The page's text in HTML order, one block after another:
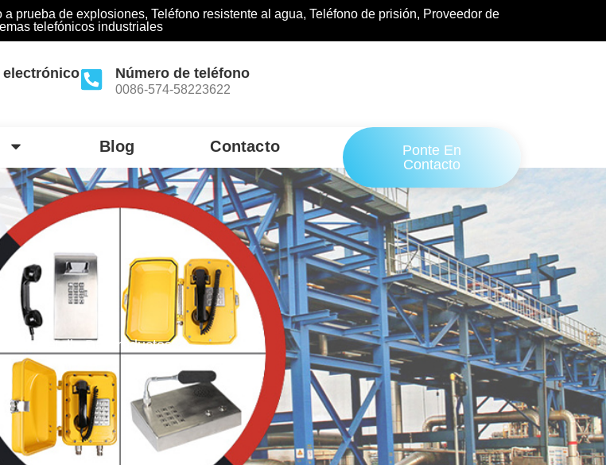
prueba de explosiones, Teléfono resistente al agua, Teléfono de prisión, Proveedor de
telefónicos industriales
electrónico Número de teléfono
0086-574-58223622
Blog Contacto
Ponte En
Contacto
Detalle De Productos